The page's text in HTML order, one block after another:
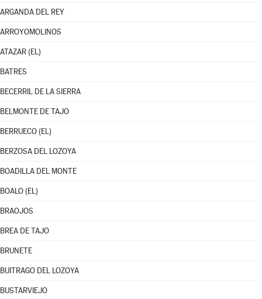
ARGANDA DEL REY
ARROYOMOLINOS
ATAZAR (EL)
BATRES
BECERRIL DE LA SIERRA
BELMONTE DE TAJO
BERRUECO (EL)
BERZOSA DEL LOZOYA
BOADILLA DEL MONTE
BOALO (EL)
BRAOJOS
BREA DE TAJO
BRUNETE
BUITRAGO DEL LOZOYA
BUSTARVIEJO